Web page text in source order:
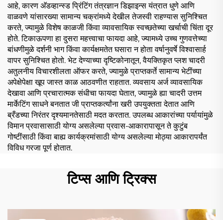
आहे, कारण अ‍ॅडव्हान्स्ड प्रिंटिंग तंत्रज्ञान डिझाइन्स यंत्रात धुणे आणि
वाळवणे यांसारख्या सामान्य चक्रांमध्ये देखील तेजस्वी राहण्यास सुनिश्चित
करते, ज्यामुळे विशेष काळजी किंवा व्यावसायिक स्वच्छतेच्या खर्चाची चिंता दूर
होते. टिकाऊपणा हा दुसरा महत्त्वाचा फायदा आहे, ज्यामध्ये उच्च गुणवत्तेच्या
बांधणीमुळे दर्शनी भाग किंवा कार्यक्षमतेत घसारा न होता वर्षानुवर्षे विश्वासार्ह
वापर सुनिश्चित होतो. भेट देण्याच्या दृष्टिकोनातून, वैयक्तिकृत प्लश चादरी
अतुलनीय विचारशीलता ऑफर करते, ज्यामुळे प्राप्तकर्ते सामान्य भेटींच्या
अपेक्षेपेक्षा खूप जास्त काळ आठवणीत राहतात. व्यवसाय अर्ज व्यावसायिक
देखावा आणि प्रचारात्मक संधीचा फायदा घेतात, ज्यामुळे ह्या चादरी उत्तम
मार्केटिंग साधने बनतात जी प्राप्तकर्त्यांना खरी उपयुक्तता देतात आणि
ब्रँडच्या निरंतर दृश्यमानतेसाठी मदत करतात. उपलब्ध आकारांच्या पर्यायांमुळे
विमान प्रवासासाठी योग्य असलेल्या प्रवास-आकारापासून ते कुटुंब
गोष्टींसाठी किंवा बाह्य कार्यक्रमांसाठी योग्य असलेल्या मोठ्या आकारापर्यंत
विविध गरजा पूर्ण होतात.
टिप्स आणि ट्रिक्स